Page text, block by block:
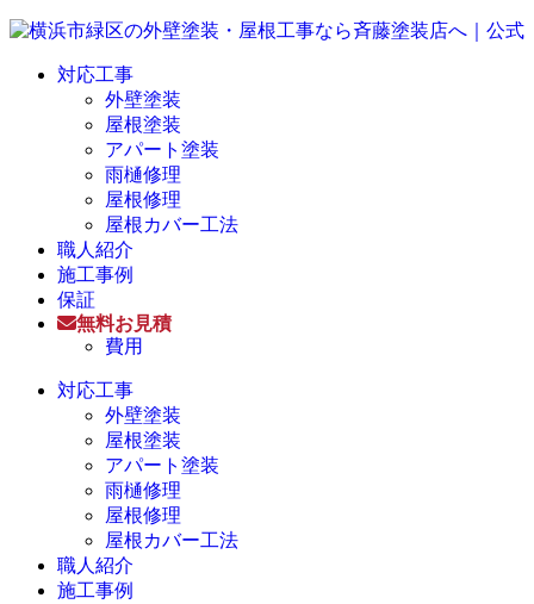
対応工事
外壁塗装
屋根塗装
アパート塗装
雨樋修理
屋根修理
屋根カバー工法
職人紹介
施工事例
保証
無料お見積
費用
対応工事
外壁塗装
屋根塗装
アパート塗装
雨樋修理
屋根修理
屋根カバー工法
職人紹介
施工事例